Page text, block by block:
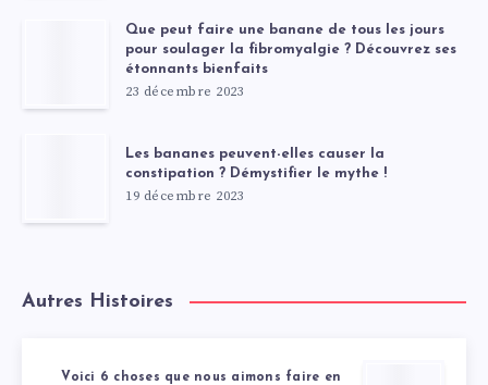
Que peut faire une banane de tous les jours
pour soulager la fibromyalgie ? Découvrez ses
étonnants bienfaits
23 décembre 2023
Les bananes peuvent-elles causer la
constipation ? Démystifier le mythe !
19 décembre 2023
Autres Histoires
Voici 6 choses que nous aimons faire en